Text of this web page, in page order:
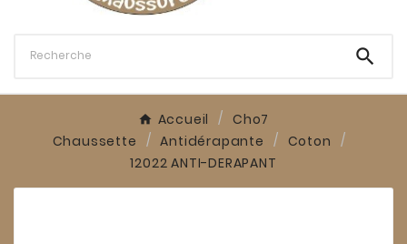

Accueil
Cho7
Chaussette
Antidérapante
Coton
12022 ANTI-DERAPANT